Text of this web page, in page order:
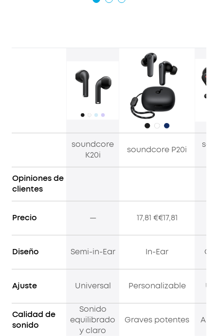
soundcore
K20i
soundcore P20i
Opiniones de
clientes
Precio — 17,81 €€17,81
Diseño Semi-in-Ear In-Ear
Ajuste Universal Personalizable
Calidad de
sonido
Sonido
equilibrado
y claro
Graves potentes